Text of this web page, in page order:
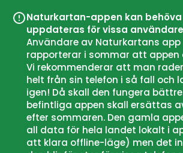
Naturkartan-appen kan behöva
uppdateras för vissa användare
Användare av Naturkartans app
rapporterar i sommar att appen
Vi rekommenderar att man
helt från sin telefon i så fall och
igen! Då skall den fungera
befintliga appen skall ersättas
efter sommaren. Den gamla
all data för hela landet lokalt i
att klara offline-läge) men det